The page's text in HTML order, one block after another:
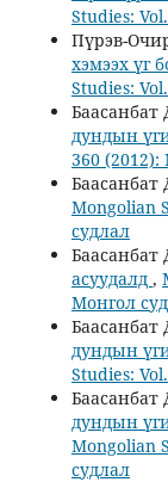
Studies:
Пүрэв-
хэмээх үг
Studies:
Баасанбат
дундын
360
Баасанбат
Mongolian
судлал
Баасанбат
асуудалд ,
Монгол
Баасанбат
дундын
Studies:
Баасанбат
дундын
Mongolian
судлал